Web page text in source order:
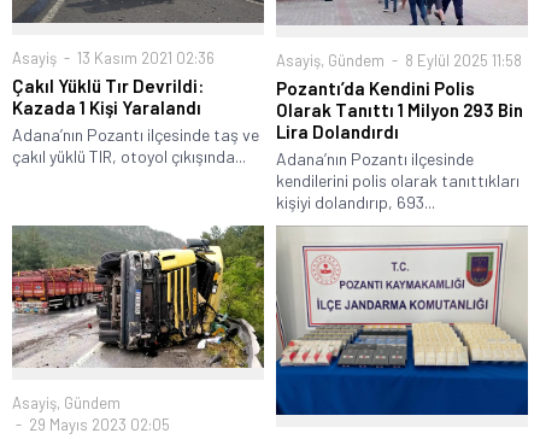
Asayiş 13 Kasım 2021 02:36
Çakıl Yüklü Tır Devrildi:
Kazada 1 Kişi Yaralandı
Adana’nın Pozantı ilçesinde taş ve
çakıl yüklü TIR, otoyol çıkışında...
Asayiş, Gündem 8 Eylül 2025 11:58
Pozantı’da Kendini Polis
Olarak Tanıttı 1 Milyon 293 Bin
Lira Dolandırdı
Adana’nın Pozantı ilçesinde
kendilerini polis olarak tanıttıkları
kişiyi dolandırıp, 693...
Asayiş, Gündem
29 Mayıs 2023 02:05